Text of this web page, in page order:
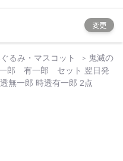
変更
るみ・マスコット
鬼滅の
郎 有一郎 セット 翌日発
無一郎 時透有一郎 2点